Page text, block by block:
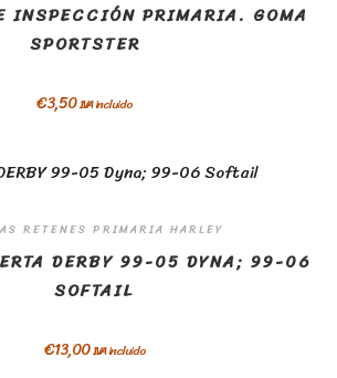
INSPECCIÓN PRIMARIA. GOMA
SPORTSTER
€3,50IVA incluido
RETENES PRIMARIA HARLEY
DERBY 99-05 DYNA; 99-06
SOFTAIL
€13,00IVA incluido